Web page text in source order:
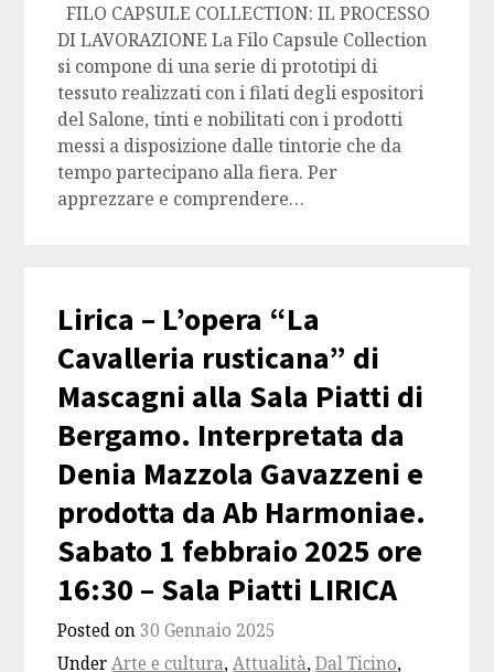
FILO CAPSULE COLLECTION: IL PROCESSO
DI LAVORAZIONE La Filo Capsule Collection
si compone di una serie di prototipi di
tessuto realizzati con i filati degli espositori
del Salone, tinti e nobilitati con i prodotti
messi a disposizione dalle tintorie che da
tempo partecipano alla fiera. Per
apprezzare e comprendere…
Lirica – L’opera “La
Cavalleria rusticana” di
Mascagni alla Sala Piatti di
Bergamo. Interpretata da
Denia Mazzola Gavazzeni e
prodotta da Ab Harmoniae.
Sabato 1 febbraio 2025 ore
16:30 – Sala Piatti LIRICA
Posted on30 Gennaio 2025
UnderArte e cultura,Attualità,Dal Ticino,